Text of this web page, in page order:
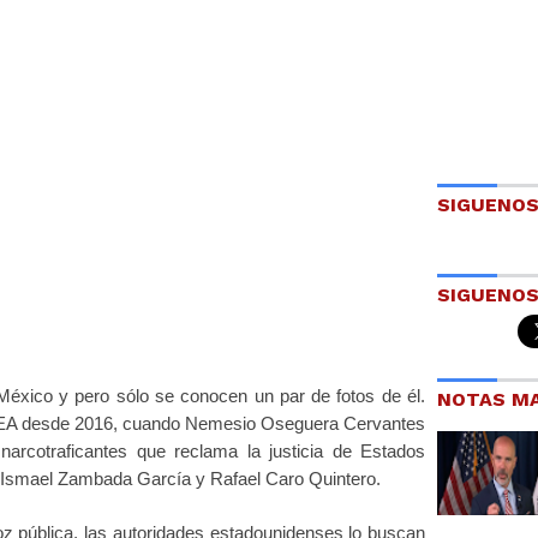
y pero sólo se conocen un par de fotos de él.
desde 2016, cuando Nemesio Oseguera Cervantes
que reclama la justicia de Estados
Zambada García y Rafael Caro Quintero.
pública, las autoridades estadounidenses lo buscan
NOTAS